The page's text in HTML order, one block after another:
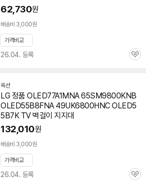
62,730원
배송비 3,000원
가격비교
26.04. 등록
관
옥션
LG 정품 OLED77A1MNA 65SM9800KNB
OLED55B8FNA 49UK6800HNC OLED5
5B7K TV 벽걸이 지지대
132,010원
배송비 3,000원
가격비교
26.04. 등록
관